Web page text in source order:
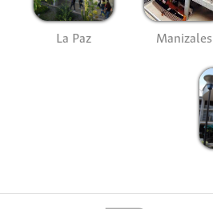
La Paz Manizales